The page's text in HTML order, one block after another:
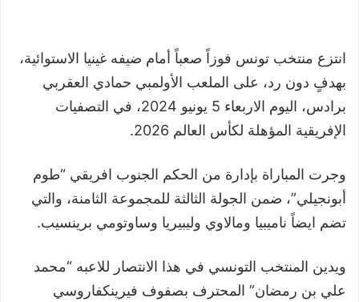
انتزع منتخب تونس فوزاً صعباً أمام ضيفه غينيا الاستوائية،
بهدفٍ دون رد، على الملعب الأولمبي حمادي العقربي
برادس، اليوم الاربعاء 5 يونيو 2024، في التصفيات
الإفريقية المؤهلة لكأس العالم 2026.
وجرت المباراة بإدارة من الحكم الجنوب افريقي “طوم
أبونجيلي”، ضمن الجولة الثالثة للمجموعة الثامنة، والتي
تضم ايضاً ناميبيا ومالاوي وليبيريا وساوتومي برينسيب.
ويدين المنتخب التونسي في هذا الانتصار للاعبه “محمد
علي بن رمضان” المحترف بصفوف فيرينكفاروسي